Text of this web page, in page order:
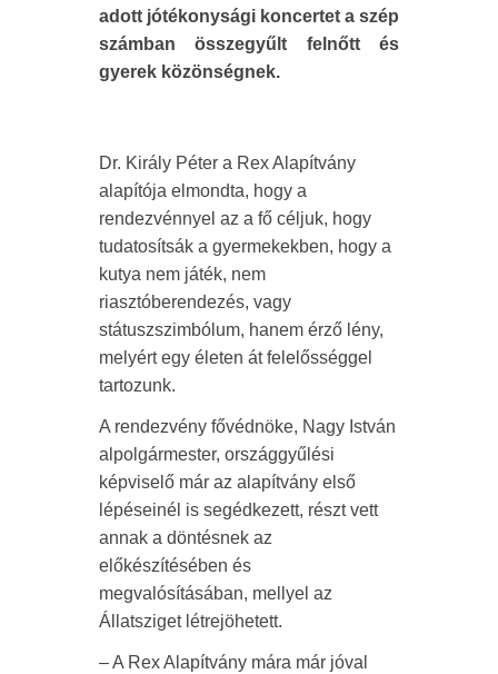
adott jótékonysági koncertet a szép
számban összegyűlt felnőtt és
gyerek közönségnek.
Dr. Király Péter a Rex Alapítvány
alapítója elmondta, hogy a
rendezvénnyel az a fő céljuk, hogy
tudatosítsák a gyermekekben, hogy a
kutya nem játék, nem
riasztóberendezés, vagy
státuszszimbólum, hanem érző lény,
melyért egy életen át felelősséggel
tartozunk.
A rendezvény fővédnöke, Nagy István
alpolgármester, országgyűlési
képviselő már az alapítvány első
lépéseinél is segédkezett, részt vett
annak a döntésnek az
előkészítésében és
megvalósításában, mellyel az
Állatsziget létrejöhetett.
– A Rex Alapítvány mára már jóval